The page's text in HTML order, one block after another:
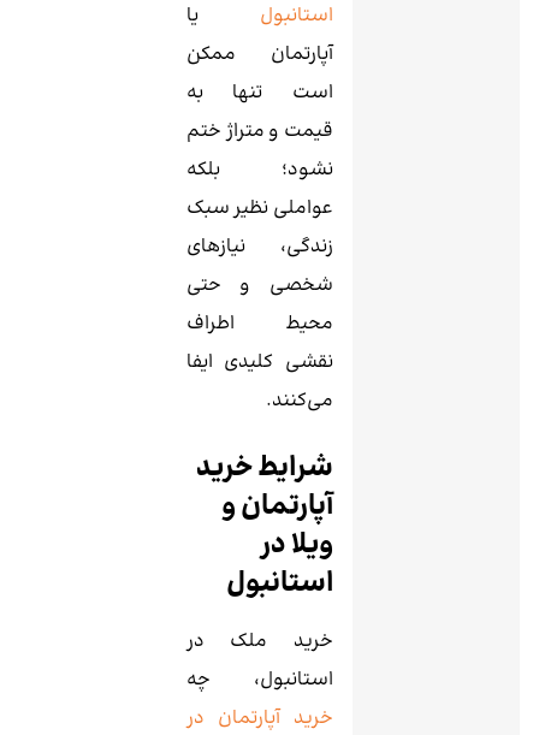
استانبول یا
آپارتمان ممکن
است تنها به
قیمت و متراژ ختم
نشود؛ بلکه
عواملی نظیر سبک
زندگی، نیازهای
شخصی و حتی
محیط اطراف
نقشی کلیدی ایفا
می‌کنند.
شرایط خرید
آپارتمان و
ویلا در
استانبول
خرید ملک در
استانبول، چه
خرید آپارتمان در